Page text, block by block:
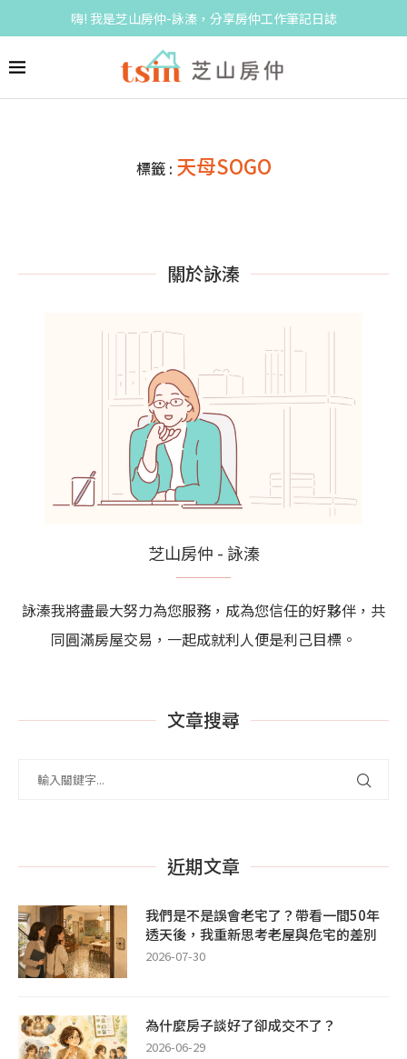
嗨! 我是芝山房仲-詠溱，分享房仲工作筆記日誌
標籤 : 天母SOGO
關於詠溱
芝山房仲 - 詠溱
詠溱我將盡最大努力為您服務，成為您信任的好夥伴，共
同圓滿房屋交易，一起成就利人便是利己目標。
文章搜尋
近期文章
我們是不是誤會老宅了？帶看一間50年
透天後，我重新思考老屋與危宅的差別
2026-07-30
為什麼房子談好了卻成交不了？
2026-06-29